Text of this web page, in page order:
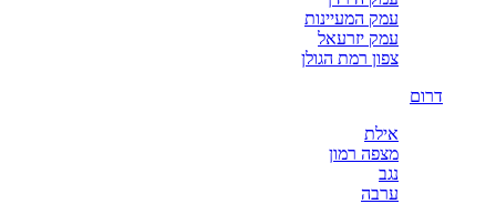
עמק המעיינות
עמק יזרעאל
צפון רמת הגולן
דרום
אילת
מצפה רמון
נגב
ערבה